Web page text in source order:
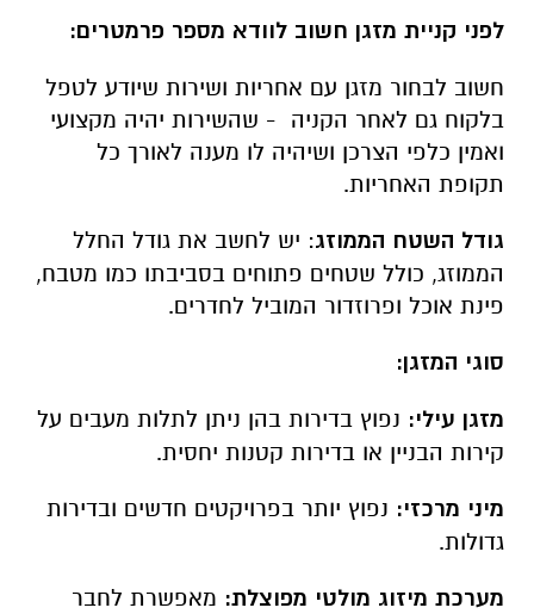
לפני קניית מזגן חשוב לוודא מספר פרמטרים:
חשוב לבחור מזגן עם אחריות ושירות שיודע לטפל
בלקוח גם לאחר הקניה - שהשירות יהיה מקצועי
ואמין כלפי הצרכן ושיהיה לו מענה לאורך כל
תקופת האחריות.
גודל השטח הממוזג: יש לחשב את גודל החלל
הממוזג, כולל שטחים פתוחים בסביבתו כמו מטבח,
פינת אוכל ופרוזדור המוביל לחדרים.
סוגי המזגן:
מזגן עילי: נפוץ בדירות בהן ניתן לתלות מעבים על
קירות הבניין או בדירות קטנות יחסית.
מיני מרכזי: נפוץ יותר בפרויקטים חדשים ובדירות
גדולות.
מערכת מיזוג מולטי מפוצלת: מאפשרת לחבר